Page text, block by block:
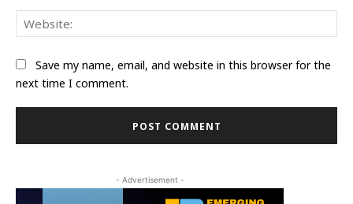
Save my name, email, and website in this browser for the
next time I comment.
- Advertisement -